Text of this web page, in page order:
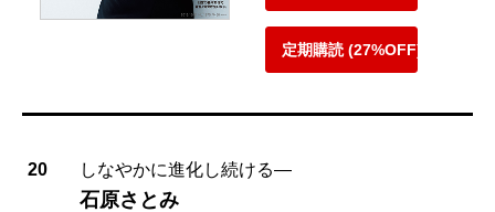
定期購読 (27%OFF)
20 しなやかに進化し続ける―
石原さとみ